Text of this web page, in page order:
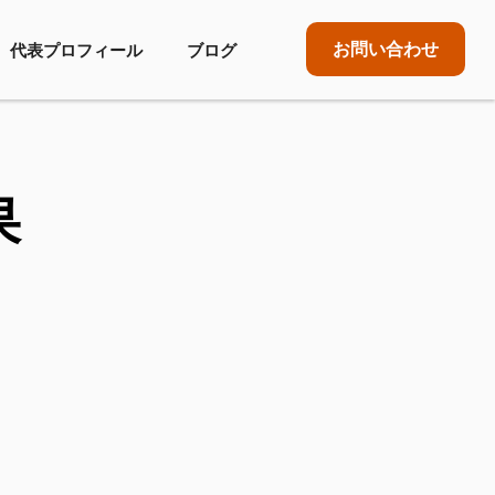
代表プロフィール ブログ お問い合わせ